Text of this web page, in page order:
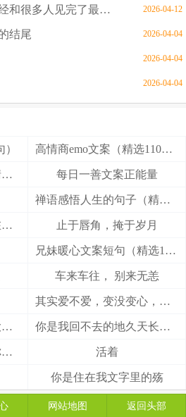
后来才发现，原来我们已经和很多人见完了最后一面 2026-04-12
结尾 2026-04-04
2026-04-04
2026-04-04
高情商emo文案（精选110句）
有一种牵挂叫做：甘心情愿！ 每日一善文案正能量
禅语感悟人生的句子（精选27句）
你在我的诗里，我却不在你的梦里 止于唇角，掩于岁月
兄妹暖心文案短句（精选100句）
车来车往， 别来无恙
其实爱不爱，变没变心，身体最诚实
2024健身的朋友圈文案大全(精选49句) 你是我回不去的地久天长，我是你触不到的地老天荒
那首属于我们的情歌，你把结局唱给了谁 活着
你是住在我文字里的殇
网站地图 返回头部